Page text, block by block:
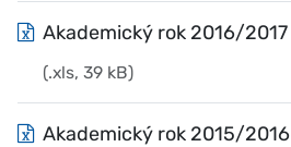
Akademický rok 2016/2017
(.xls, 39 kB)
Akademický rok 2015/2016